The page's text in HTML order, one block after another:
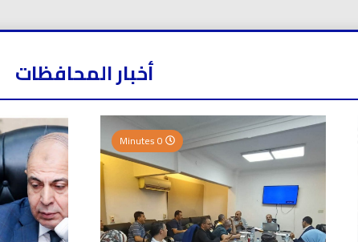
أخبار المحافظات